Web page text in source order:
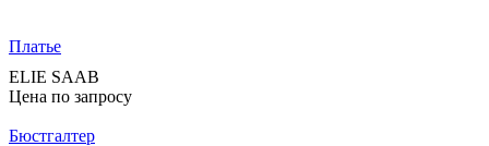
Платье
ELIE SAAB
Цена по запросу
Бюстгалтер